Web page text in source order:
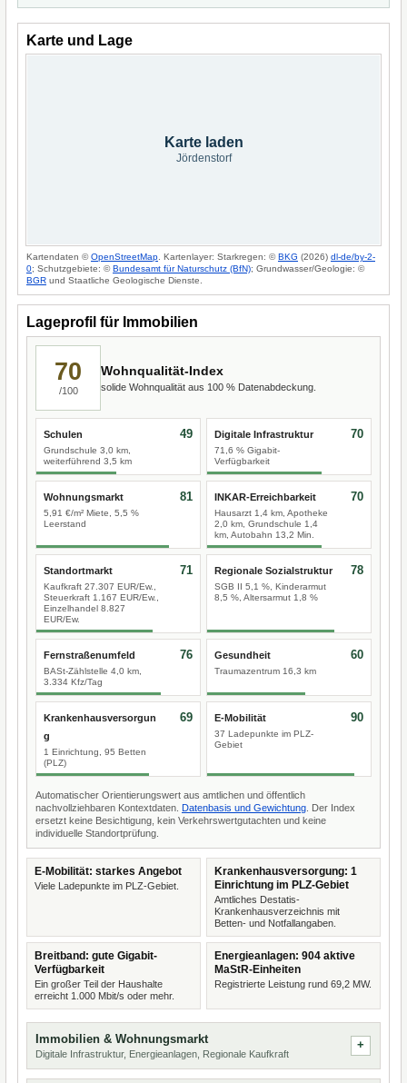
Karte und Lage
Karte laden
Jördenstorf
Kartendaten ©OpenStreetMap . Kartenlayer: Starkregen: ©BKG (2026) dl-de/by-2-
0; Schutzgebiete: ©Bundesamt für Naturschutz (BfN); Grundwasser/Geologie: ©
BGR und Staatliche Geologische Dienste.
Lageprofil für Immobilien
70
/100
Wohnqualität-Index
solide Wohnqualität aus 100 % Datenabdeckung.
Schulen
Grundschule 3,0 km,
weiterführend 3,5 km
49 Digitale Infrastruktur
71,6 % Gigabit-
Verfügbarkeit
70
Wohnungsmarkt
5,91 €/m² Miete, 5,5 %
Leerstand
81 INKAR-Erreichbarkeit
Hausarzt 1,4 km, Apotheke
2,0 km, Grundschule 1,4
km, Autobahn 13,2 Min.
70
Standortmarkt
Kaufkraft 27.307 EUR/Ew.,
Steuerkraft 1.167 EUR/Ew.,
Einzelhandel 8.827
EUR/Ew.
71 Regionale Sozialstruktur
SGB II 5,1 %, Kinderarmut
8,5 %, Altersarmut 1,8 %
78
Fernstraßenumfeld
BASt-Zählstelle 4,0 km,
3.334 Kfz/Tag
76 Gesundheit
Traumazentrum 16,3 km
60
Krankenhausversorgun
g
1 Einrichtung, 95 Betten
(PLZ)
69 E-Mobilität
37 Ladepunkte im PLZ-
Gebiet
90
Automatischer Orientierungswert aus amtlichen und öffentlich
nachvollziehbaren Kontextdaten. Datenbasis und Gewichtung . Der Index
ersetzt keine Besichtigung, kein Verkehrswertgutachten und keine
individuelle Standortprüfung.
E-Mobilität: starkes Angebot
Viele Ladepunkte im PLZ-Gebiet.
Krankenhausversorgung: 1
Einrichtung im PLZ-Gebiet
Amtliches Destatis-
Krankenhausverzeichnis mit
Betten- und Notfallangaben.
Breitband: gute Gigabit-
Verfügbarkeit
Ein großer Teil der Haushalte
erreicht 1.000 Mbit/s oder mehr.
Energieanlagen: 904 aktive
MaStR-Einheiten
Registrierte Leistung rund 69,2 MW.
Immobilien & Wohnungsmarkt
Digitale Infrastruktur, Energieanlagen, Regionale Kaufkraft